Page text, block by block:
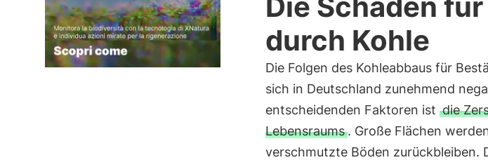
durch Kohle
Die Folgen des Kohleabbaus für
sich in Deutschland zunehmend
entscheidenden Faktoren ist die
Lebensraums. Große Flächen
verschmutzte Böden zurückbleiben.